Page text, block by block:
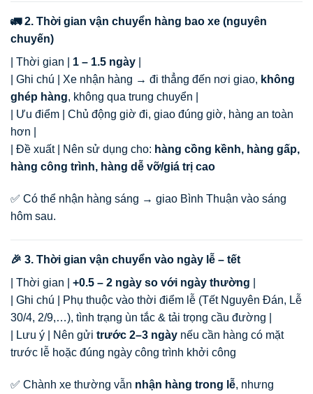
🚛 2. Thời gian vận chuyển hàng bao xe (nguyên
chuyến)
| Thời gian | 1 – 1.5 ngày
| Ghi chú | Xe nhận hàng → đi thẳng đến nơi giao, không
ghép hàng, không qua trung chuyển |
| Ưu điểm | Chủ động giờ đi, giao đúng giờ, hàng an toàn
hơn |
| Đề xuất | Nên sử dụng cho: hàng cồng kềnh, hàng gấp,
hàng công trình, hàng dễ vỡ/giá trị cao
✅ Có thể nhận hàng sáng → giao Bình Thuận vào sáng
hôm sau.
🎉 3. Thời gian vận chuyển vào ngày lễ – tết
| Thời gian | +0.5 – 2 ngày so với ngày thường
| Ghi chú | Phụ thuộc vào thời điểm lễ (Tết Nguyên Đán, Lễ
30/4, 2/9,…), tình trạng ùn tắc & tải trọng cầu đường |
| Lưu ý | Nên gửi trước 2–3 ngày nếu cần hàng có mặt
trước lễ hoặc đúng ngày công trình khởi công
✅ Chành xe thường vẫn nhận hàng trong lễ, nhưng